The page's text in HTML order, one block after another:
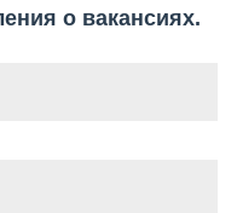
о вакансиях.